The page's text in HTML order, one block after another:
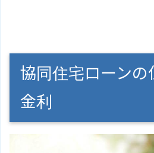
協同住宅ローンの
金利